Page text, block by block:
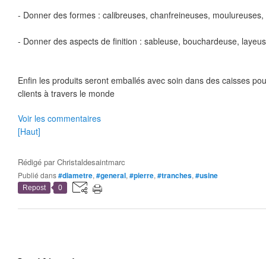
- Donner des formes : calibreuses, chanfreineuses,
- Donner des aspects de finition : sableuse, bouchardeuse,
Enfin les produits seront emballés avec soin dans des caisses
clients à travers le monde
Voir les commentaires
[Haut]
Rédigé parChristaldesaintmarc
Publié dans#diametre, #general, #pierre, #tranches, #usine
Repost 0